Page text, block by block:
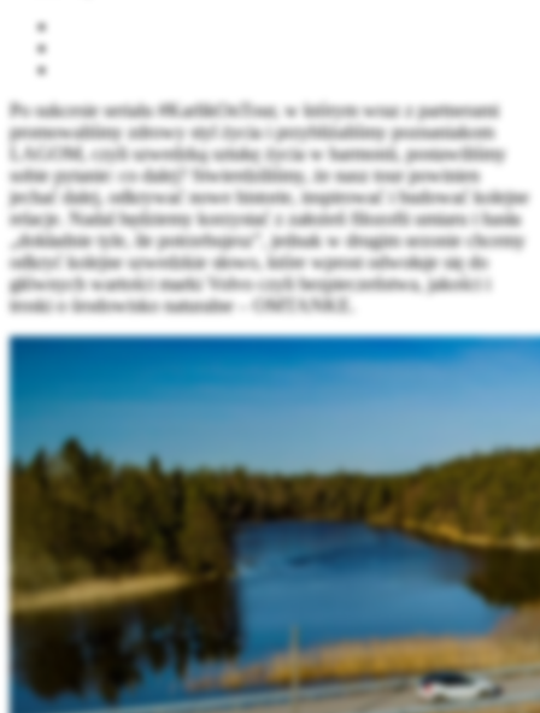
Po sukcesie serialu #KarlikOnTour, w którym wraz z partnerami
promowaliśmy zdrowy styl życia i przybliżaliśmy poznaniakom
LAGOM, czyli szwedzką sztukę życia w harmonii, postawiliśmy
sobie pytanie: co dalej? Stwierdziliśmy, że nasz tour powinien
jechać dalej, odkrywać nowe historie, inspirować i budować kolejne
relacje. Nadal będziemy korzystać z założeń filozofii umiaru i hasła
„dokładnie tyle, ile potrzebujesz”, jednak w drugim sezonie chcemy
odkryć kolejne szwedzkie słowo, które wprost odwołuje się do
głównych wartości marki Volvo czyli bezpieczeństwa, jakości i
troski o środowisko naturalne – OMTANKE.